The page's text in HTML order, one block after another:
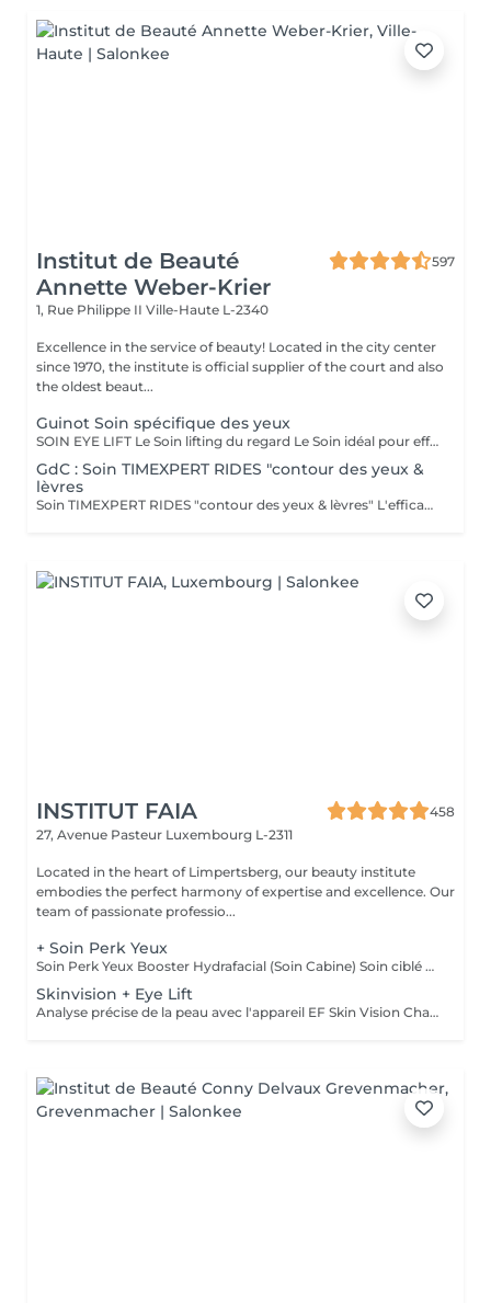
Institut de Beauté
Annette Weber-Krier
597
1, Rue Philippe II Ville-Haute L-2340
Excellence in the service of beauty! Located in the city center
since 1970, the institute is official supplier of the court and also
the oldest beaut...
Guinot Soin spécifique des yeux
SOIN EYE LIFT Le Soin lifting du regard Le Soin idéal pour effacer les signes de l'âge (rides, relâchement des paupières) et les marques de fatigue (poches, cernes). RÉSULTATS BEAUTÉ LE REGARD EST DÉFATIGUÉ, VISIBLEMENT PLUS JEUNE. Action sur les signes de l'âge - Les rides et ridules sont lissées. - Les paupières sont rehaussées. Le regard est agrandi et rajeuni. Action sur les signes de fatigue - Les poches et les cernes sont visiblement atténués. Le regard est reposé et lumineux. SECRETS DU SOIN MODELAGE YEUX Sérum de Modelage Yeux et techniques manuelles ciblées pour favoriser le drainage en relançant la microcirculation afin d'atténuer les poches et les cernes. STIMULATION MUSCULAIRE YEUX La stimulation musculaire fait travailler les muscles du contour des yeux, grâce au micro-courant de stimulation. Cette phase, associée au Sérum Gel Yeux retend les traits en redonnant du volume aux muscles et draine les poches et les cernes en relançant la microcirculation. Effet "lifting" immédiat : les rides de la patte d'oie et la ride du lion sont lissées et les paupières sont rehaussées. MASQUE YEUX Le Masque exclusif GUINOT en non tissé permet de lisser la ride de la patte d'oie et la ride du lion, et de réduire visiblement les poches et les cernes.
GdC : Soin TIMEXPERT RIDES "contour des yeux &
lèvres
Soin TIMEXPERT RIDES "contour des yeux & lèvres" L'efficacite des composants actifs de TimexpertRides ( BTX-Tripeptine, Tissulage Tech, Energy Pythoactives ). La combinaison de bio-engineering pour eliminer les rides avec des ingredients specifiques, qui agissent contre les differentes sortes de problemes comme les cercles noirs, les cernes et le relachement. La peau autour des yeux retrouve de la clarte, de l'energie et de la fermete. Résultats immédiats. - Tout type de peau normale à sèche - Toute saison - Recommandé à partir 30 ans Sous forme d'une cure de trois sessions, une par semaine ou comme traitement flash. Massage spécifique : Cupping-yoga facial-pierre Gua-Sha
INSTITUT FAIA
458
27, Avenue Pasteur Luxembourg L-2311
Located in the heart of Limpertsberg, our beauty institute
embodies the perfect harmony of expertise and excellence. Our
team of passionate professio...
+ Soin Perk Yeux
Soin Perk Yeux Booster Hydrafacial (Soin Cabine) Soin ciblé du contour des yeux réalisé en cabine, en complément d'un soin Hydrafacial. Le Perk Yeux exfolie délicatement et infuse un sérum concentré pour hydrater, lisser les ridules et illuminer le regard. Résultat immédiat: un contour de l'il plus frais, défatigué et lumineux. Fonctionnement : Le soin nécessite l'achat d'un booster personnel au prix de 50€. Ce booster, conservé en cabine, permet de réaliser 3 séances en complément d'un Hydrafacial.
Skinvision + Eye Lift
Analyse précise de la peau avec l'appareil EF Skin Vision Chaque peau étant unique, nous analysons ensemble les besoins actuels de votre peau. L'appareil diagnostic effectue une analyse complète. Il détermine l'identité de votre peau en quelques minutes, en se basant sur 9 paramètres spécifiques: hydratation, excès de sébum, élasticité, desquamation, pores, taches pigmentaires, rides pattes d'oie, rides du front, couperose. Soin des yeux liftant pour un regard éclatant. Un soin intensif du contour des yeux; massage très efficace des points de pression, massage anti-age liftant, Expert Eye patch et soin intensif du contour des yeux avec la technologie Oxy Booster. Grâce à ce soin les poches et les cernes sont atténuées, les rides sont lissées, le regard est plus éclatant et la fatigue est éliminée.